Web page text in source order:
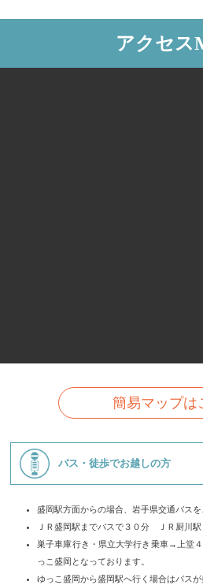
アクセス
簡易マップは
バス・徒歩でお越しの方
盛岡駅方面からの場合、岩手県交通バスを
ＪＲ盛岡駅までバスで３０分 ＪＲ厨川
巣子車庫行き・県立大学行き乗車→上堂
っこ盛岡となっております。
ゆっこ盛岡から盛岡駅へ行く場合はバスが